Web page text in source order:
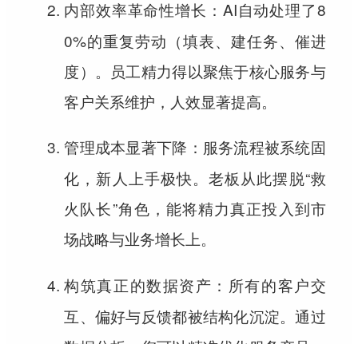
内部效率革命性增长 ：AI自动处理了8
0%的重复劳动（填表、建任务、催进
度）。员工精力得以聚焦于核心服务与
客户关系维护，人效显著提高。
管理成本显著下降 ：服务流程被系统固
化，新人上手极快。老板从此摆脱“救
火队长”角色，能将精力真正投入到市
场战略与业务增长上。
构筑真正的数据资产 ：所有的客户交
互、偏好与反馈都被结构化沉淀。通过